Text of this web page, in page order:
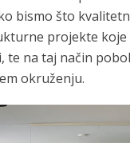
bismo što
projekte koje
te na taj način
okruženju.